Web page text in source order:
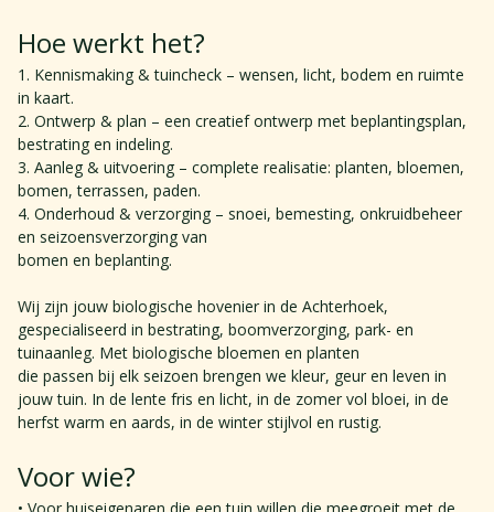
Hoe werkt het?
1. Kennismaking & tuincheck – wensen, licht, bodem en ruimte
in kaart.
2. Ontwerp & plan – een creatief ontwerp met beplantingsplan,
bestrating en indeling.
3. Aanleg & uitvoering – complete realisatie: planten, bloemen,
bomen, terrassen, paden.
4. Onderhoud & verzorging – snoei, bemesting, onkruidbeheer
en seizoensverzorging van
bomen en beplanting.
Wij zijn jouw biologische hovenier in de Achterhoek,
gespecialiseerd in bestrating, boomverzorging, park- en
tuinaanleg. Met biologische bloemen en planten
die passen bij elk seizoen brengen we kleur, geur en leven in
jouw tuin. In de lente fris en licht, in de zomer vol bloei, in de
herfst warm en aards, in de winter stijlvol en rustig.
Voor wie?